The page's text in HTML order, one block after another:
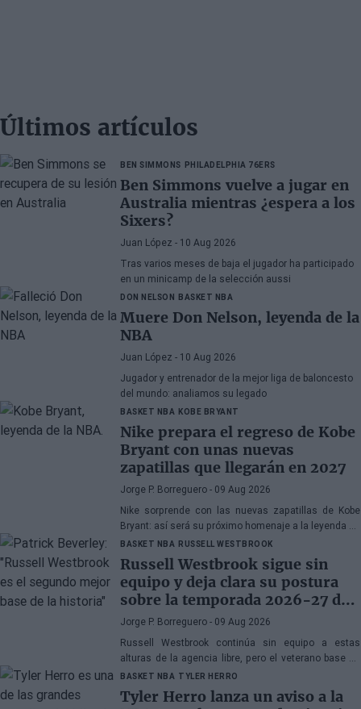
Últimos artículos
BEN SIMMONS PHILADELPHIA 76ERS
Ben Simmons vuelve a jugar en
Australia mientras ¿espera a los
Sixers?
Juan López - 10 Aug 2026
Tras varios meses de baja el jugador ha participado
en un minicamp de la selección aussi
DON NELSON BASKET NBA
Muere Don Nelson, leyenda de la
NBA
Juan López - 10 Aug 2026
Jugador y entrenador de la mejor liga de baloncesto
del mundo: analiamos su legado
BASKET NBA KOBE BRYANT
Nike prepara el regreso de Kobe
Bryant con unas nuevas
zapatillas que llegarán en 2027
Jorge P. Borreguero - 09 Aug 2026
Nike sorprende con las nuevas zapatillas de Kobe
Bryant: así será su próximo homenaje a la leyenda de
los Lakers
BASKET NBA RUSSELL WESTBROOK
Russell Westbrook sigue sin
equipo y deja clara su postura
sobre la temporada 2026-27 de
la NBA
Jorge P. Borreguero - 09 Aug 2026
Russell Westbrook continúa sin equipo a estas
alturas de la agencia libre, pero el veterano base no
parece preocupado por la situación
BASKET NBA TYLER HERRO
Tyler Herro lanza un aviso a la